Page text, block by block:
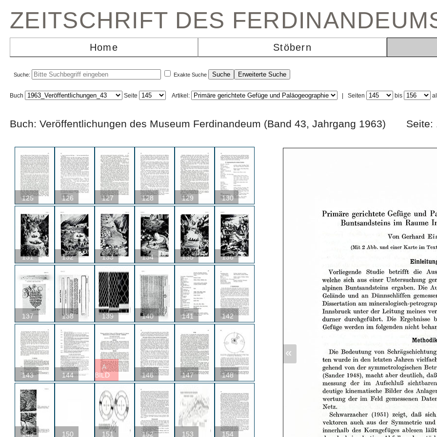
ZEITSCHRIFT DES
Home Stöbern
Suche: Exakte Suche
Buch Seite Artikel: Seiten bis
Buch: Veröffentlichungen des Museum Ferdinandeum (Band 43, Jahrgang 1963)
125 126 127 128 129 130
131 132 133 134 135 136
137 138 139 140 141 142
143 144
A
BILD
146 147 148
149 150 151 152 153 154
«